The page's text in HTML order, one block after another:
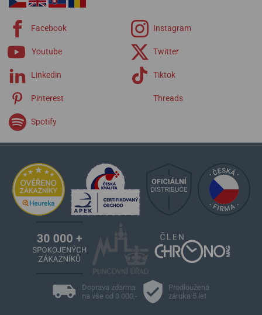
Facebook Instagram
Youtube Twitter
Linkedin Tiktok
Pinterest Threads
Spotify
Doprava zdarma
na vše od 3 000,-
Prodloužená
záruka 5 let